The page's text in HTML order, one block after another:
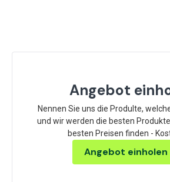
Angebot
Nennen Sie uns die Produlte,
und wir werden die besten
besten Preisen finden -
Angebot einholen